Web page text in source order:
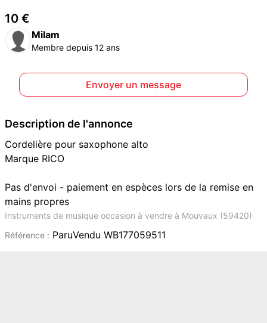
10 €
Milam
Membre depuis 12 ans
Envoyer un message
Description de l'annonce
Cordelière pour saxophone alto
Marque RICO
Pas d'envoi - paiement en espèces lors de la remise en
mains propres
Instruments de musique occasion à vendre à Mouvaux (59420)
Référence : ParuVendu WB177059511